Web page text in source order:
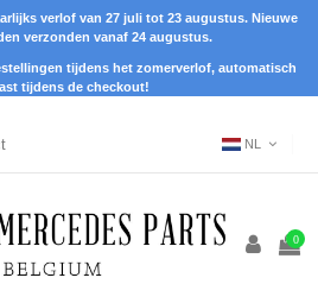
verlof van 27 juli tot 23 augustus. Nieuwe
verzonden vanaf 24 augustus.
tijdens het zomerverlof, automatisch
tijdens de checkout!
NL
0